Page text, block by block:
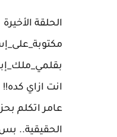
الحلقة الأخيرة
انت ازاي
عامر اتكلم
الحقيقية..